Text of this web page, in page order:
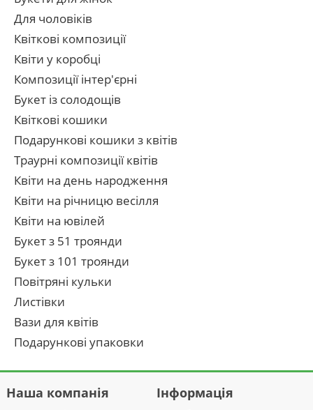
Для чоловіків
Квіткові композиції
Квіти у коробці
Композиції інтер'єрні
Букет із солодощів
Квіткові кошики
Подарункові кошики з квітів
Траурні композиції квітів
Квіти на день народження
Квіти на річницю весілля
Квіти на ювілей
Букет з 51 троянди
Букет з 101 троянди
Повітряні кульки
Листівки
Вази для квітів
Подарункові упаковки
Наша компанія Інформація